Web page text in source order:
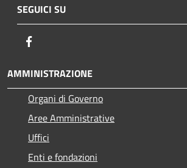
SEGUICI SU
AMMINISTRAZIONE
Organi di Governo
Aree Amministrative
Uffici
Enti e fondazioni